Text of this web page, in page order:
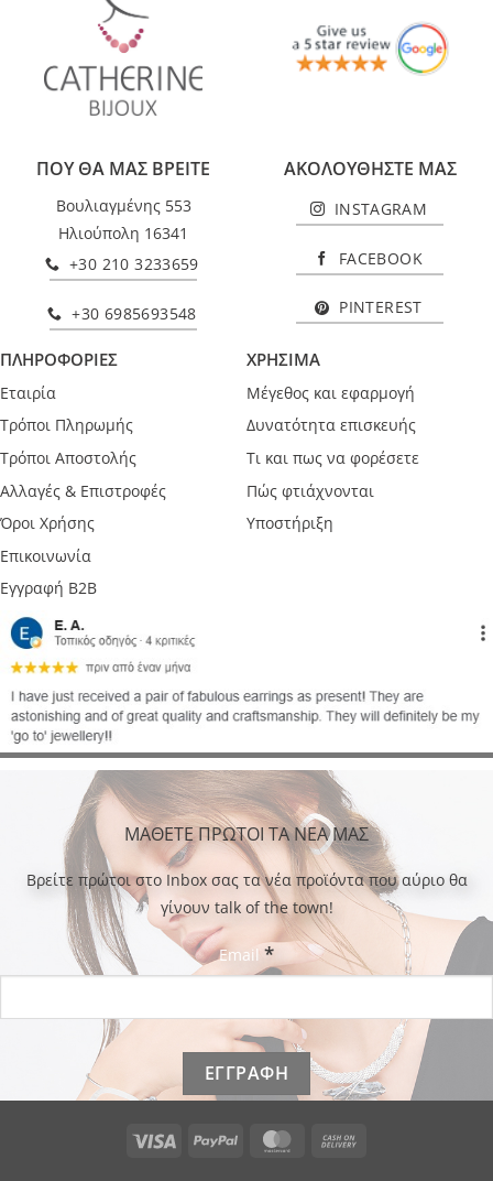
ΠΟΥ ΘΑ ΜΑΣ ΒΡΕΙΤΕ
Βουλιαγμένης 553
Ηλιούπολη 16341
+30 210 3233659
+30 6985693548
ΑΚΟΛΟΥΘΗΣΤΕ ΜΑΣ
INSTAGRAM
FACEBOOK
PINTEREST
ΠΛΗΡΟΦΟΡΙΕΣ
Εταιρία
Τρόποι Πληρωμής
Τρόποι Αποστολής
Αλλαγές & Επιστροφές
Όροι Χρήσης
Επικοινωνία
Εγγραφή B2B
ΧΡΗΣΙΜΑ
Μέγεθος και εφαρμογή
Δυνατότητα επισκευής
Τι και πως να φορέσετε
Πώς φτιάχνονται
Υποστήριξη
ΜΑΘΕΤΕ ΠΡΩΤΟΙ ΤΑ ΝΕΑ ΜΑΣ
Bρείτε πρώτοι στο Inbox σας τα νέα προϊόντα που αύριο θα
γίνουν talk of the town!
Email *
Visa PayPal MasterCard